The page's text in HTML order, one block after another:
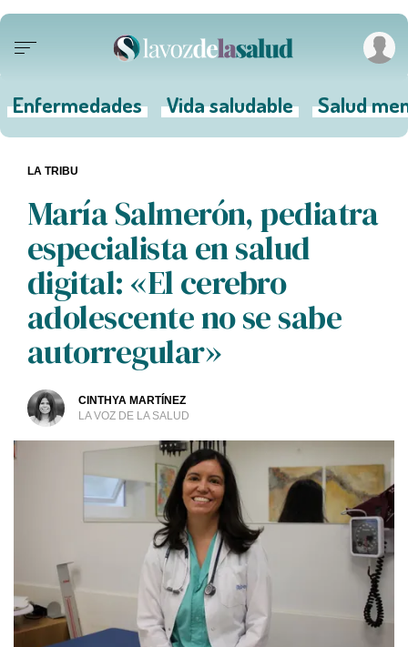
Enfermedades Vida saludable Salud
María Salmerón, pediatra
especialista en salud
digital: «El cerebro
adolescente no se sabe
autorregular»
CINTHYA MARTÍNEZ
LA VOZ DE LA SALUD
LA TRIBU